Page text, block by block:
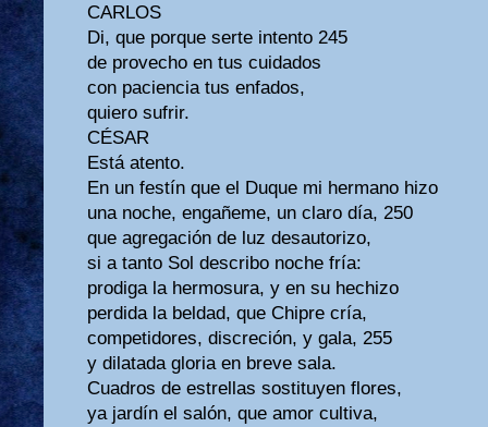
CARLOS
Di, que porque serte intento 245
de provecho en tus cuidados
con paciencia tus enfados,
quiero sufrir.
CÉSAR
Está atento.
En un festín que el Duque mi hermano hizo
una noche, engañeme, un claro día, 250
que agregación de luz desautorizo,
si a tanto Sol describo noche fría:
prodiga la hermosura, y en su hechizo
perdida la beldad, que Chipre cría,
competidores, discreción, y gala, 255
y dilatada gloria en breve sala.
Cuadros de estrellas sostituyen flores,
ya jardín el salón, que amor cultiva,